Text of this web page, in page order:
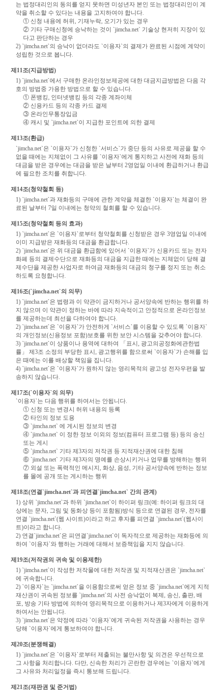
는 법정대리인의 동의를 얻지 못하면 미성년자 본인 또는 법정대리인이 계
약을 취소할 수 있다는 내용을 고지하여야 합니다.
① 신청 내용에 허위, 기재누락, 오기가 있는 경우
② 기타 구매신청에 승낙하는 것이 `jimcha.net` 기술상 현저히 지장이 있
다고 판단하는 경우
2) `jimcha.net`의 승낙이 없더라도 `이용자`의 결제가 완료된 시점에 계약이
성립한 것으로 봅니다.
제11조(지급방법)
1) `jimcha.net`에서 구매한 온라인정보제공에 대한 대금지급방법은 다음 각
호의 방법중 가용한 방법으로 할 수 있습니다.
① 폰뱅킹, 인터넷뱅킹 등의 각종 계좌이체
② 신용카드 등의 각종 카드 결제
③ 온라인무통장입금
④ 캐시 및 `jimcha.net`이 지급한 포인트에 의한 결제
제13조(환급)
`jimcha.net`은 `이용자`가 신청한 `서비스`가 중단 등의 사유로 제공을 할 수
없을 때에는 지체없이 그 사유를 `이용자`에게 통지하고 사전에 재화 등의
대금을 받은 경우에는 대금을 받은 날부터 2영업일 이내에 환급하거나 환급
에 필요한 조치를 취합니다.
제14조(청약철회 등)
1) `jimcha.net`과 재화등의 구매에 관한 계약을 체결한 `이용자`는 체결이 완
료된 날부터 7일 이내에는 청약의 철회를 할 수 있습니다.
제15조(청약철회 등의 효과)
1) `jimcha.net`은 `이용자`로부터 청약철회를 신청받은 경우 3영업일 이내에
이미 지급받은 재화등의 대금을 환급합니다.
2) `jimcha.net`은 위 대금을 환급함에 있어서 `이용자`가 신용카드 또는 전자
화폐 등의 결제수단으로 재화등의 대금을 지급한 때에는 지체없이 당해 결
제수단을 제공한 사업자로 하여금 재화등의 대금의 청구를 정지 또는 취소
하도록 요청합니다.
제16조(`jimcha.net`의 의무)
1) `jimcha.net`은 법령과 이 약관이 금지하거나 공서양속에 반하는 행위를 하
지 않으며 이 약관이 정하는 바에 따라 지속적이고 안정적으로 온라인정보
를 제공하는데 최선을 다하여야 합니다.
2) `jimcha.net`은 `이용자`가 안전하게 `서비스`를 이용할 수 있도록 `이용자`
의 개인정보(신용정보 포함)보호를 위한 보안 시스템을 갖추어야 합니다.
3) `jimcha.net`이 상품이나 용역에 대하여 「표시, 광고의공정화에관한법
률」 제3조 소정의 부당한 표시, 광고행위를 함으로써 `이용자`가 손해를 입
은 때에는 이를 배상할 책임을 집니다.
4) `jimcha.net`은 `이용자`가 원하지 않는 영리목적의 광고성 전자우편을 발
송하지 않습니다.
제17조(`이용자`의 의무)
`이용자`는 다음 행위를 하여서는 안됩니다.
① 신청 또는 변경시 허위 내용의 등록
② 타인의 정보 도용
③ `jimcha.net` 에 게시된 정보의 변경
④ `jimcha.net` 이 정한 정보 이외의 정보(컴퓨터 프로그램 등) 등의 송신
또는 게시
⑤ `jimcha.net` 기타 제3자의 저작권 등 지적재산권에 대한 침해
⑥ `jimcha.net` 기타 제3자의 명예를 손상시키거나 업무를 방해하는 행위
⑦ 외설 또는 폭력적인 메시지, 화상, 음성, 기타 공서양속에 반하는 정보
를 몰에 공개 또는 게시하는 행위
제18조(연결`jimcha.net`과 피연결`jimcha.net` 간의 관계)
1) 상위 `jimcha.net`과 하위 `jimcha.net`이 하이퍼 링크(예: 하이퍼 링크의 대
상에는 문자, 그림 및 동화상 등이 포함됨)방식 등으로 연결된 경우, 전자를
연결 `jimcha.net`(웹 사이트)이라고 하고 후자를 피연결 `jimcha.net`(웹사이
트)이라고 합니다.
2) 연결`jimcha.net`은 피연결`jimcha.net`이 독자적으로 제공하는 재화등에 의
하여 `이용자`와 행하는 거래에 대해서 보증책임을 지지 않습니다.
제19조(저작권의 귀속 및 이용제한)
1) `jimcha.net`이 작성한 저작물에 대한 저작권 및 지적재산권은 `jimcha.net`
에 귀속합니다.
2) `이용자`는 `jimcha.net`을 이용함으로써 얻은 정보 중 `jimcha.net`에게 지적
재산권이 귀속된 정보를 `jimcha.net`의 사전 승낙없이 복제, 송신, 출판, 배
포, 방송 기타 방법에 의하여 영리목적으로 이용하거나 제3자에게 이용하게
하여서는 안됩니다.
3) `jimcha.net`은 약정에 따라 `이용자`에게 귀속된 저작권을 사용하는 경우
당해 `이용자`에게 통보하여야 합니다.
제20조(분쟁해결)
1) `jimcha.net`은 `이용자`로부터 제출되는 불만사항 및 의견은 우선적으로
그 사항을 처리합니다. 다만, 신속한 처리가 곤란한 경우에는 `이용자`에게
그 사유와 처리일정을 즉시 통보해 드립니다.
제21조(재판권 및 준거법)